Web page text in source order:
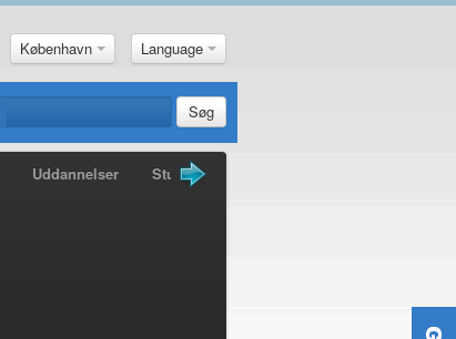
København Language
Søg
Uddannelser Studiebøger